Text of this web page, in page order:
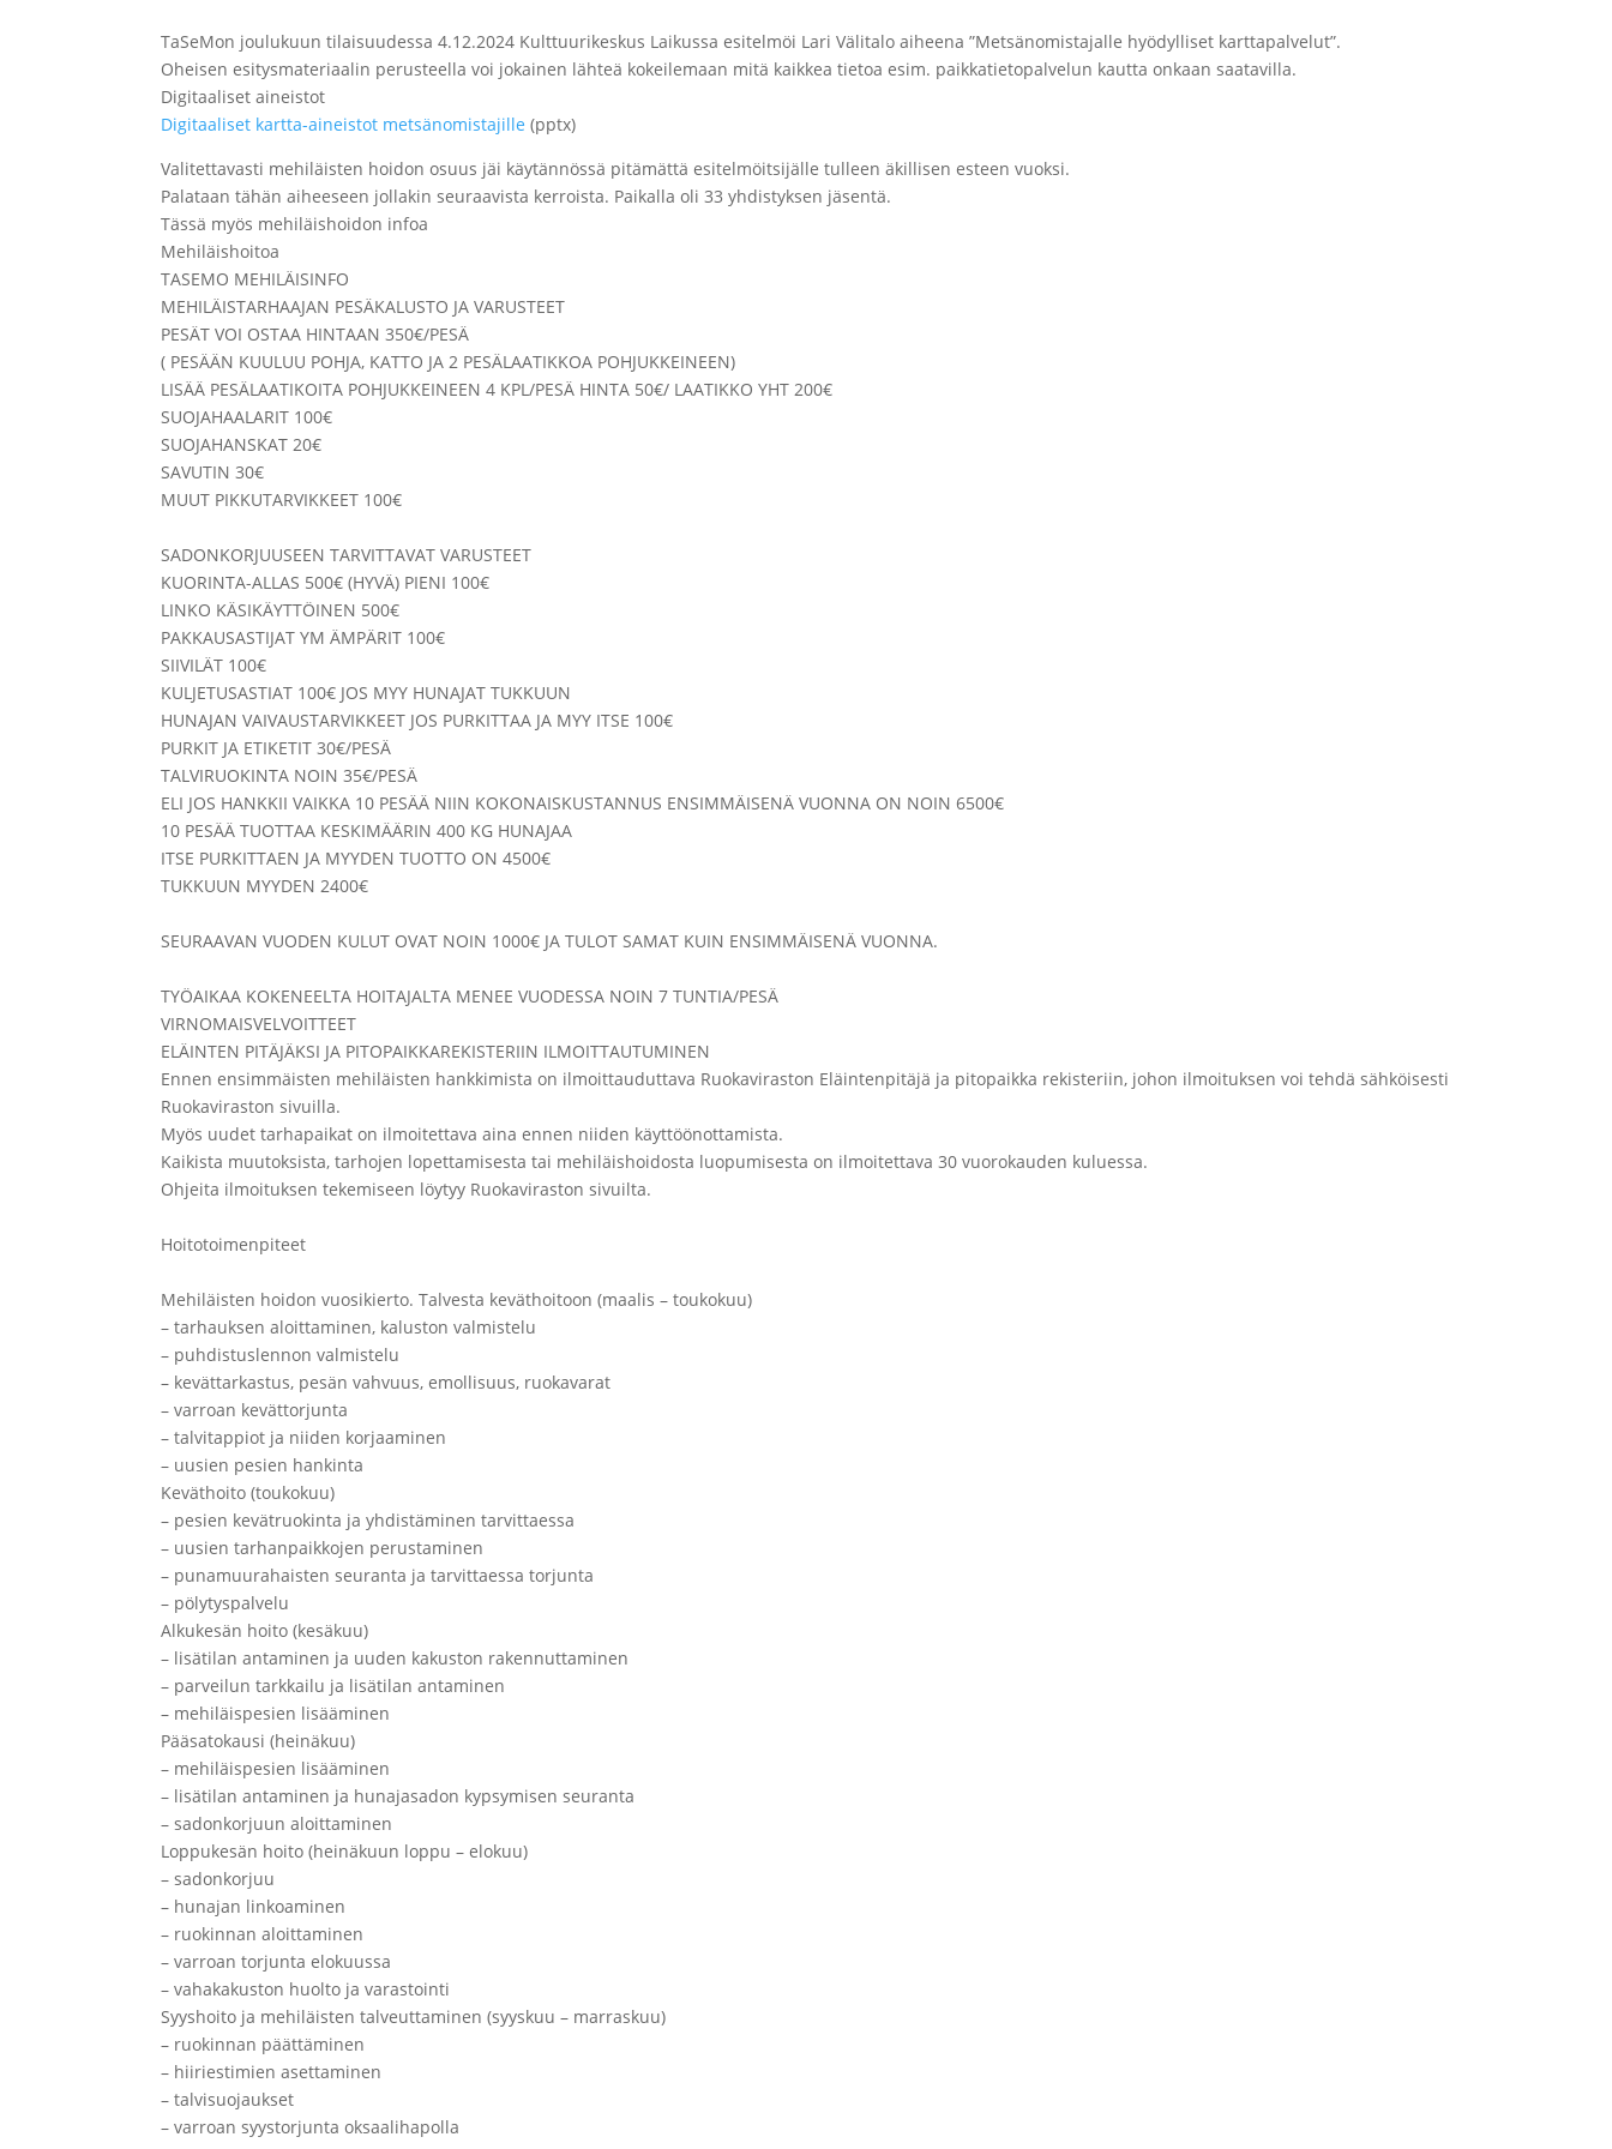
TaSeMon joulukuun tilaisuudessa 4.12.2024 Kulttuurikeskus Laikussa esitelmöi Lari Välitalo aiheena ”Metsänomistajalle hyödylliset karttapalvelut”.
Oheisen esitysmateriaalin perusteella voi jokainen lähteä kokeilemaan mitä kaikkea tietoa esim. paikkatietopalvelun kautta onkaan saatavilla.
Digitaaliset aineistot
Digitaaliset kartta-aineistot metsänomistajille(pptx)
Valitettavasti mehiläisten hoidon osuus jäi käytännössä pitämättä esitelmöitsijälle tulleen äkillisen esteen vuoksi.
Palataan tähän aiheeseen jollakin seuraavista kerroista. Paikalla oli 33 yhdistyksen jäsentä.
Tässä myös mehiläishoidon infoa
Mehiläishoitoa
TASEMO MEHILÄISINFO
MEHILÄISTARHAAJAN PESÄKALUSTO JA VARUSTEET
PESÄT VOI OSTAA HINTAAN 350€/PESÄ
( PESÄÄN KUULUU POHJA, KATTO JA 2 PESÄLAATIKKOA POHJUKKEINEEN)
LISÄÄ PESÄLAATIKOITA POHJUKKEINEEN 4 KPL/PESÄ HINTA 50€/ LAATIKKO YHT 200€
SUOJAHAALARIT 100€
SUOJAHANSKAT 20€
SAVUTIN 30€
MUUT PIKKUTARVIKKEET 100€
SADONKORJUUSEEN TARVITTAVAT VARUSTEET
KUORINTA-ALLAS 500€ (HYVÄ) PIENI 100€
LINKO KÄSIKÄYTTÖINEN 500€
PAKKAUSASTIJAT YM ÄMPÄRIT 100€
SIIVILÄT 100€
KULJETUSASTIAT 100€ JOS MYY HUNAJAT TUKKUUN
HUNAJAN VAIVAUSTARVIKKEET JOS PURKITTAA JA MYY ITSE 100€
PURKIT JA ETIKETIT 30€/PESÄ
TALVIRUOKINTA NOIN 35€/PESÄ
ELI JOS HANKKII VAIKKA 10 PESÄÄ NIIN KOKONAISKUSTANNUS ENSIMMÄISENÄ VUONNA ON NOIN 6500€
10 PESÄÄ TUOTTAA KESKIMÄÄRIN 400 KG HUNAJAA
ITSE PURKITTAEN JA MYYDEN TUOTTO ON 4500€
TUKKUUN MYYDEN 2400€
SEURAAVAN VUODEN KULUT OVAT NOIN 1000€ JA TULOT SAMAT KUIN ENSIMMÄISENÄ VUONNA.
TYÖAIKAA KOKENEELTA HOITAJALTA MENEE VUODESSA NOIN 7 TUNTIA/PESÄ
VIRNOMAISVELVOITTEET
ELÄINTEN PITÄJÄKSI JA PITOPAIKKAREKISTERIIN ILMOITTAUTUMINEN
Ennen ensimmäisten mehiläisten hankkimista on ilmoittauduttava Ruokaviraston Eläintenpitäjä ja pitopaikka rekisteriin, johon ilmoituksen voi tehdä sähköisesti
Ruokaviraston sivuilla.
Myös uudet tarhapaikat on ilmoitettava aina ennen niiden käyttöönottamista.
Kaikista muutoksista, tarhojen lopettamisesta tai mehiläishoidosta luopumisesta on ilmoitettava 30 vuorokauden kuluessa.
Ohjeita ilmoituksen tekemiseen löytyy Ruokaviraston sivuilta.
Hoitotoimenpiteet
Mehiläisten hoidon vuosikierto. Talvesta keväthoitoon (maalis – toukokuu)
– tarhauksen aloittaminen, kaluston valmistelu
– puhdistuslennon valmistelu
– kevättarkastus, pesän vahvuus, emollisuus, ruokavarat
– varroan kevättorjunta
– talvitappiot ja niiden korjaaminen
– uusien pesien hankinta
Keväthoito (toukokuu)
– pesien kevätruokinta ja yhdistäminen tarvittaessa
– uusien tarhanpaikkojen perustaminen
– punamuurahaisten seuranta ja tarvittaessa torjunta
– pölytyspalvelu
Alkukesän hoito (kesäkuu)
– lisätilan antaminen ja uuden kakuston rakennuttaminen
– parveilun tarkkailu ja lisätilan antaminen
– mehiläispesien lisääminen
Pääsatokausi (heinäkuu)
– mehiläispesien lisääminen
– lisätilan antaminen ja hunajasadon kypsymisen seuranta
– sadonkorjuun aloittaminen
Loppukesän hoito (heinäkuun loppu – elokuu)
– sadonkorjuu
– hunajan linkoaminen
– ruokinnan aloittaminen
– varroan torjunta elokuussa
– vahakakuston huolto ja varastointi
Syyshoito ja mehiläisten talveuttaminen (syyskuu – marraskuu)
– ruokinnan päättäminen
– hiiriestimien asettaminen
– talvisuojaukset
– varroan syystorjunta oksaalihapolla